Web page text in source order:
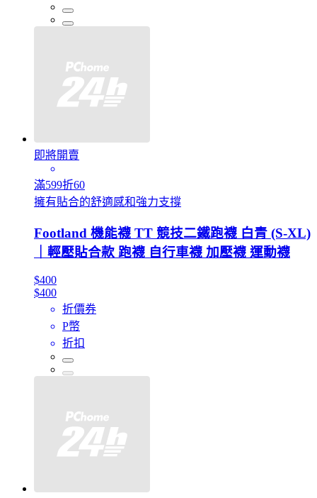
即將開賣
滿599折60
擁有貼合的舒適感和強力支撐
Footland 機能襪 TT 競技二鐵跑襪 白青 (S-XL)
｜輕壓貼合款 跑襪 自行車襪 加壓襪 運動襪
$400
$400
折價券
P幣
折扣